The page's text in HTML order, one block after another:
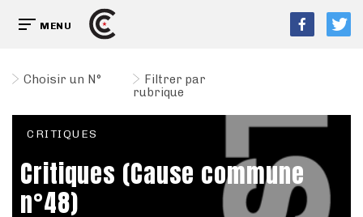
MENU
Choisir un N°
Filtrer par
rubrique
CRITIQUES
Critiques (Cause commune
n°48)